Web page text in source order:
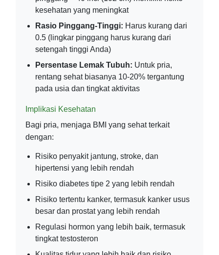
kesehatan yang meningkat
Rasio Pinggang-Tinggi: Harus kurang dari
0.5 (lingkar pinggang harus kurang dari
setengah tinggi Anda)
Persentase Lemak Tubuh: Untuk pria,
rentang sehat biasanya 10-20% tergantung
pada usia dan tingkat aktivitas
Implikasi Kesehatan
Bagi pria, menjaga BMI yang sehat terkait
dengan:
Risiko penyakit jantung, stroke, dan
hipertensi yang lebih rendah
Risiko diabetes tipe 2 yang lebih rendah
Risiko tertentu kanker, termasuk kanker usus
besar dan prostat yang lebih rendah
Regulasi hormon yang lebih baik, termasuk
tingkat testosteron